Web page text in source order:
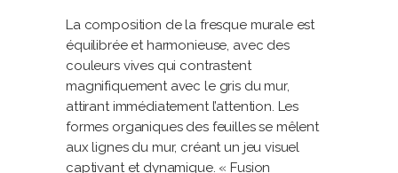
La composition de la fresque murale est
équilibrée et harmonieuse, avec des
couleurs vives qui contrastent
magnifiquement avec le gris du mur,
attirant immédiatement l’attention. Les
formes organiques des feuilles se mêlent
aux lignes du mur, créant un jeu visuel
captivant et dynamique. « Fusion